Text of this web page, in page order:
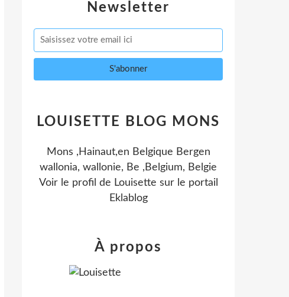
Newsletter
LOUISETTE BLOG MONS
Mons ,Hainaut,en Belgique Bergen
wallonia, wallonie, Be ,Belgium, Belgie
Voir le profil de Louisette sur le portail
Eklablog
À propos